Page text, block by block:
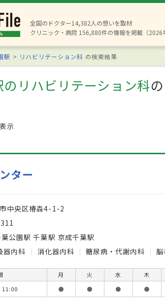
全国のドクター14,382人の想いを取材
クリニック・病院 156,880件の情報を掲載（2026
駅 リハビリテーション科 の検索結果
リハビリテーション科
示
ター
中央区椿森4-1-2
公園駅 千葉駅 京成千葉駅
器内科 消化器内科 糖尿病・代謝内科
月 火 水 木
11:00
● ● ● ●